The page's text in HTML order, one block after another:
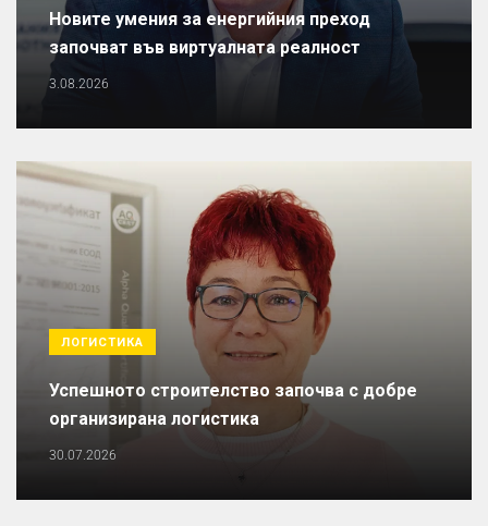
Новите умения за енергийния преход
започват във виртуалната реалност
3.08.2026
ЛОГИСТИКА
Успешното строителство започва с добре
организирана логистика
30.07.2026